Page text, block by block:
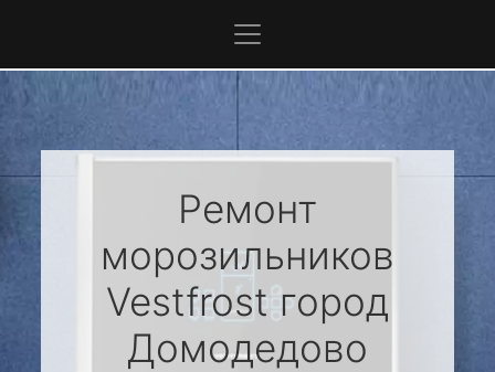
Ремонт
морозильников
Vestfrost город
Домодедово